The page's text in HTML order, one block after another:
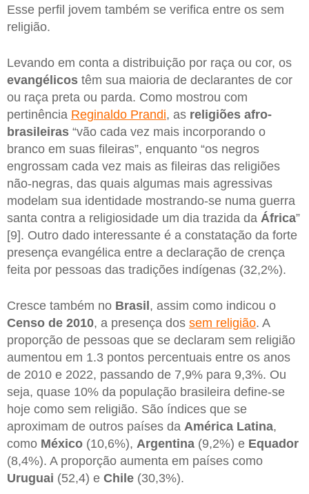
Esse perfil jovem também se verifica entre os sem
religião.
Levando em conta a distribuição por raça ou cor, os
evangélicos têm sua maioria de declarantes de cor
ou raça preta ou parda. Como mostrou com
pertinência Reginaldo Prandi, as religiões afro-
brasileiras “vão cada vez mais incorporando o
branco em suas fileiras”, enquanto “os negros
engrossam cada vez mais as fileiras das religiões
não-negras, das quais algumas mais agressivas
modelam sua identidade mostrando-se numa guerra
santa contra a religiosidade um dia trazida da África”
[9]. Outro dado interessante é a constatação da forte
presença evangélica entre a declaração de crença
feita por pessoas das tradições indígenas (32,2%).
Cresce também no Brasil, assim como indicou o
Censo de 2010, a presença dos sem religião. A
proporção de pessoas que se declaram sem religião
aumentou em 1.3 pontos percentuais entre os anos
de 2010 e 2022, passando de 7,9% para 9,3%. Ou
seja, quase 10% da população brasileira define-se
hoje como sem religião. São índices que se
aproximam de outros países da América Latina,
como México (10,6%), Argentina (9,2%) e Equador
(8,4%). A proporção aumenta em países como
Uruguai (52,4) e Chile (30,3%).